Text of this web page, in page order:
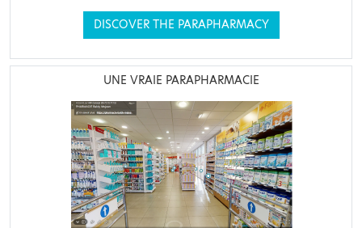
DISCOVER THE PARAPHARMACY
UNE VRAIE PARAPHARMACIE